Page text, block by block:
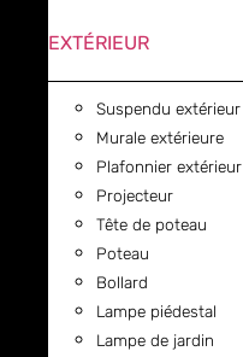
EXTÉRIEUR
Suspendu extérieur
Murale extérieure
Plafonnier extérieur
Projecteur
Tête de poteau
Poteau
Bollard
Lampe piédestal
Lampe de jardin